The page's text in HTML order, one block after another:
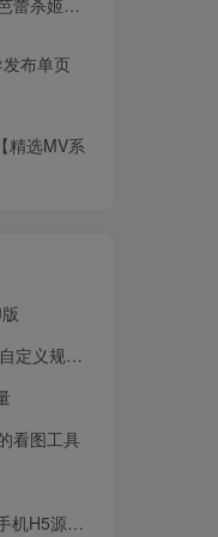
布单页
精选MV系
，跨平台下载
看图工具
卡密功能